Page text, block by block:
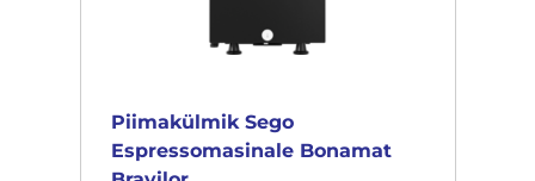
Piimakülmik Sego
Espressomasinale Bonamat